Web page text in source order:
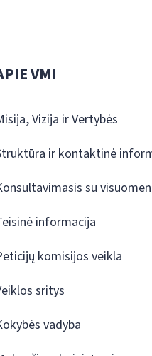
VMI
Vizija ir Vertybės
ir kontaktinė
su
informacija
komisijos veikla
sritys
vadyba